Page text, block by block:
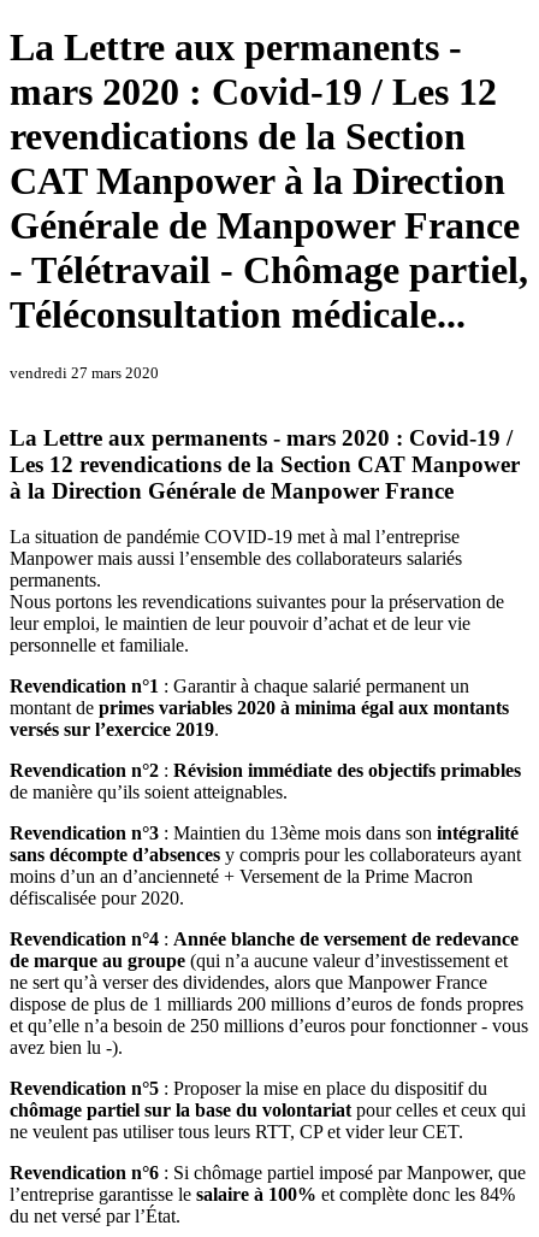
La Lettre aux permanents -
mars 2020 : Covid-19 / Les 12
revendications de la Section
CAT Manpower à la Direction
Générale de Manpower France
- Télétravail - Chômage partiel,
Téléconsultation médicale...
vendredi 27 mars 2020
La Lettre aux permanents - mars 2020 : Covid-19 /
Les 12 revendications de la Section CAT Manpower
à la Direction Générale de Manpower France
La situation de pandémie COVID-19 met à mal l’entreprise
Manpower mais aussi l’ensemble des collaborateurs salariés
permanents.
Nous portons les revendications suivantes pour la préservation de
leur emploi, le maintien de leur pouvoir d’achat et de leur vie
personnelle et familiale.
Revendication n°1 : Garantir à chaque salarié permanent un
montant de primes variables 2020 à minima égal aux montants
versés sur l’exercice 2019.
Revendication n°2 : Révision immédiate des objectifs primables
de manière qu’ils soient atteignables.
Revendication n°3 : Maintien du 13ème mois dans son intégralité
sans décompte d’absences y compris pour les collaborateurs ayant
moins d’un an d’ancienneté + Versement de la Prime Macron
défiscalisée pour 2020.
Revendication n°4 : Année blanche de versement de redevance
de marque au groupe (qui n’a aucune valeur d’investissement et
ne sert qu’à verser des dividendes, alors que Manpower France
dispose de plus de 1 milliards 200 millions d’euros de fonds propres
et qu’elle n’a besoin de 250 millions d’euros pour fonctionner - vous
avez bien lu -).
Revendication n°5 : Proposer la mise en place du dispositif du
chômage partiel sur la base du volontariat pour celles et ceux qui
ne veulent pas utiliser tous leurs RTT, CP et vider leur CET.
Revendication n°6 : Si chômage partiel imposé par Manpower, que
l’entreprise garantisse le salaire à 100% et complète donc les 84%
du net versé par l’État.